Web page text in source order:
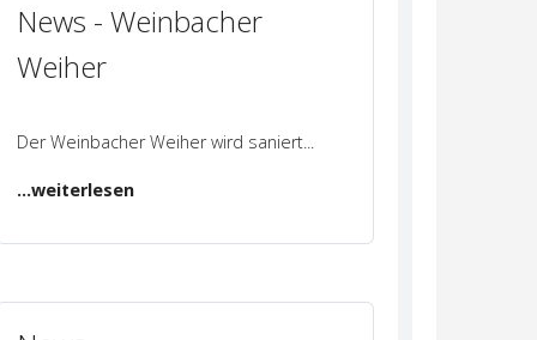
News - Weinbacher
Weiher
Der Weinbacher Weiher wird saniert...
...weiterlesen